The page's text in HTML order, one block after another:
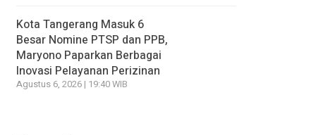
Kota Tangerang Masuk 6
Besar Nomine PTSP dan PPB,
Maryono Paparkan Berbagai
Inovasi Pelayanan Perizinan
Agustus 6, 2026 | 19:40 WIB